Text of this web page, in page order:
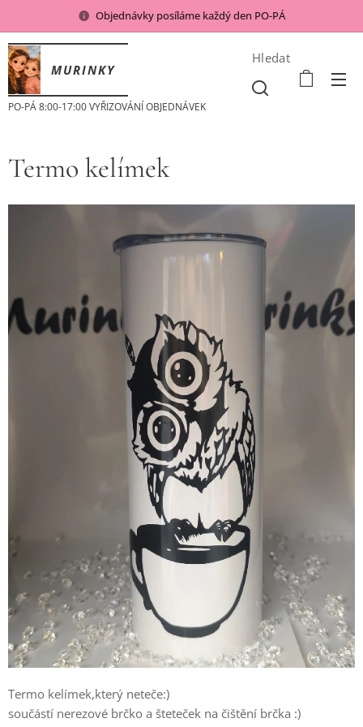
Objednávky posíláme každý den PO-PÁ
MURINKY
PO-PÁ 8:00-17:00 VYŘIZOVÁNÍ OBJEDNÁVEK
Hledat
Termo kelímek
Termo kelímek,který neteče:)
součástí nerezové brčko a šteteček na čištění brčka :)